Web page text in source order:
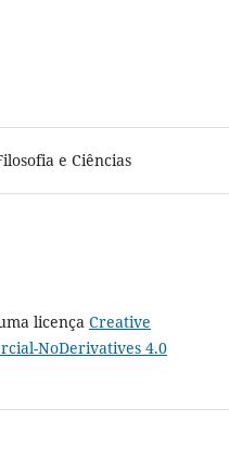
e Ciências
licença Creative
NoDerivatives 4.0